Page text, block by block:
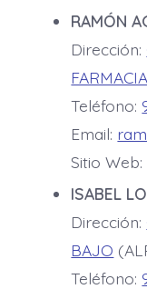
RAMÓN
Dirección:
FARMACIA
Teléfono:
Email:
Sitio
ISABEL
Dirección:
BAJO
Teléfono: